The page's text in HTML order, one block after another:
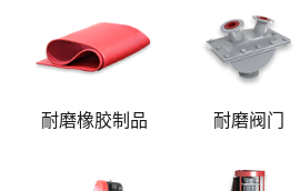
耐磨橡胶制品 耐磨阀门